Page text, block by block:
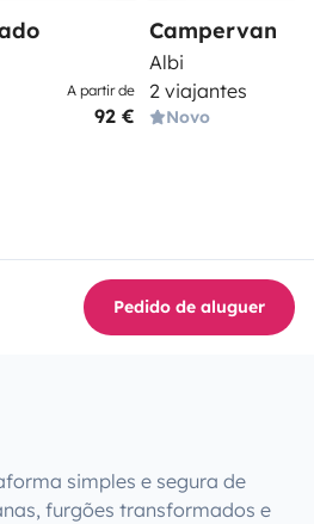
A partir de
92 €
Campervan
Albi
2 viajantes
Novo
Pedido de aluguer
simples e segura de
furgões transformados e